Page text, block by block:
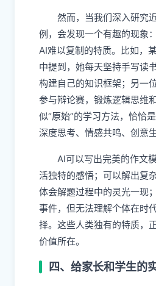
然而，当我们深入研究
例，会发现一个有趣的现象
AI难以复制的特质。比如，
中提到，她每天坚持手写读
构建自己的知识框架；另一
参与辩论赛，锻炼逻辑思维
似“原始”的学习方法，恰
深度思考、情感共鸣、创意
AI可以写出完美的作文
活独特的感悟；可以解出复
体会解题过程中的灵光一现
事件，但无法理解个体在时
择。这些人类独有的特质，
价值所在。
四、给家长和学生的